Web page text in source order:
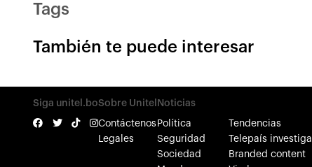
Tags
También te puede interesar
Siga unitel.boSobre Unitel
Contáctenos
Legales
Noticias
Política
Seguridad
Sociedad
Tendencias
Telepaís investiga
Branded content